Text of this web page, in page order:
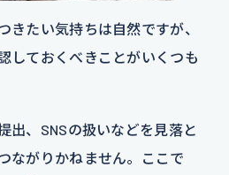
きたい気持ちは自然ですが、
しておくべきことがいくつも
出、SNSの扱いなどを見落と
ながりかねません。ここで